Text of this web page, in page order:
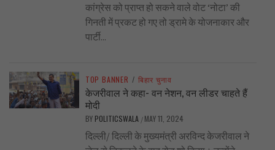
कांग्रेस को प्राप्त हो सकने वाले वोट ‘नोटा’ की
गिनती में प्रकट हो गए तो ड्रामे के योजनाकार और
पार्टी...
TOP BANNER / बिहार चुनाव
केजरीवाल ने कहा- वन नेशन, वन लीडर चाहते हैं
मोदी
BY POLITICSWALA / MAY 11, 2024
दिल्ली/ दिल्ली के मुख्यमंत्री अरविन्द केजरीवाल ने